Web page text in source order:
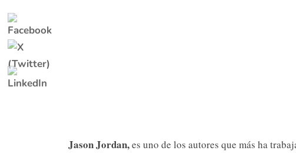
Jason Jordan,es uno de los autores que más ha